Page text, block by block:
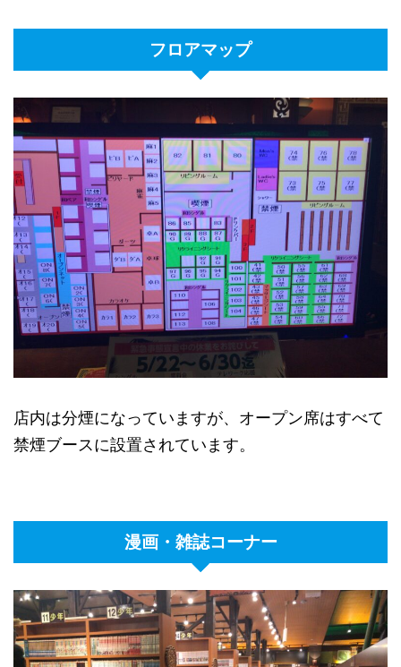
フロアマップ
店内は分煙になっていますが、オープン席はすべて
禁煙ブースに設置されています。
漫画・雑誌コーナー